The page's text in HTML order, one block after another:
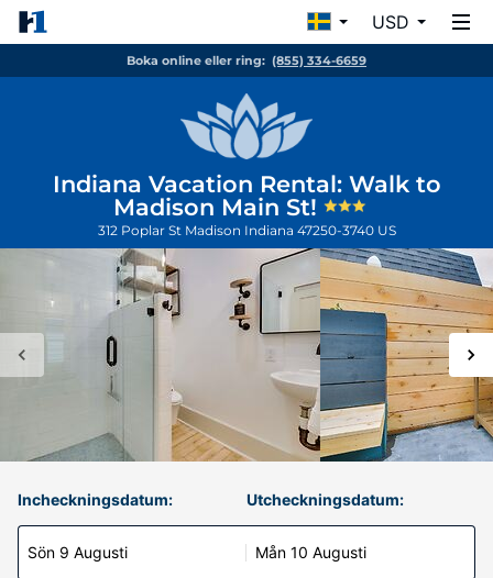
USD
Boka online eller ring: (855) 334-6659
Indiana Vacation Rental: Walk to
Madison Main St!
312 Poplar St Madison Indiana 47250-3740 US
Incheckningsdatum:
Sön 9 Augusti
Utcheckningsdatum:
Mån 10 Augusti